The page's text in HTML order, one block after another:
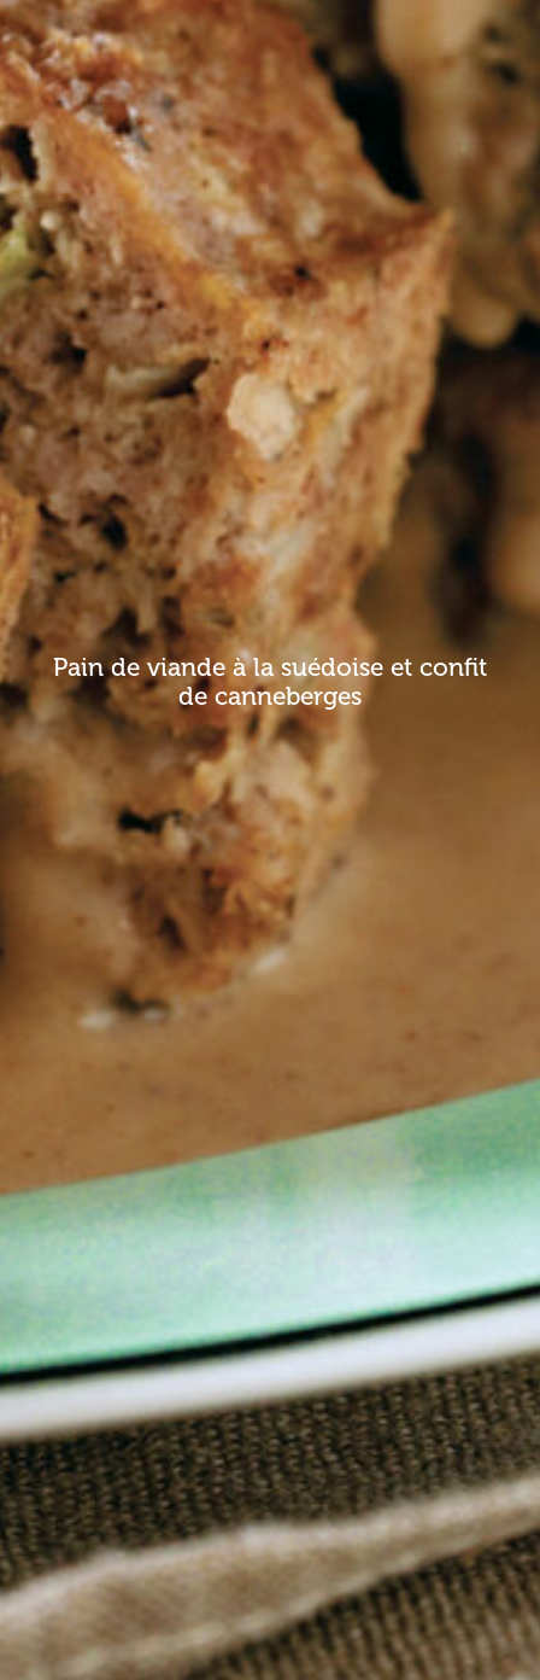
Pain de viande à la suédoise et confit
de canneberges